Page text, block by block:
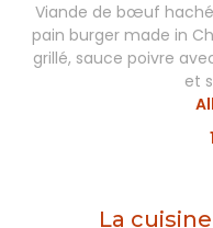
Viande de bœuf
pain burger made in
grillé, sauce poivre
et
La